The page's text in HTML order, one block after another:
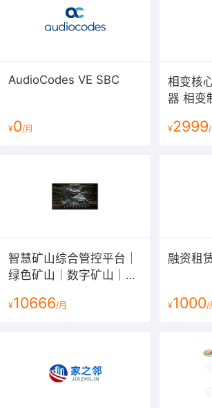
AudioCodes VE SBC
¥0/月
相变核
器 相变
¥2999
智慧矿山综合管控平台｜
绿色矿山｜数字矿山｜互
台
¥10666/月
融资租
¥1000/